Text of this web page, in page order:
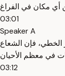
03:01
Speaker A
الخطي، فإن الشعاع
03:12